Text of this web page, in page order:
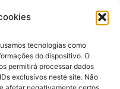
tecnologias como
do dispositivo. O
permitirá processar dados
exclusivos neste site. Não